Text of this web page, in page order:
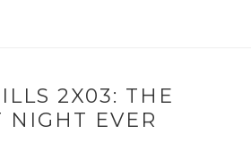
2X03: THE
NIGHT EVER